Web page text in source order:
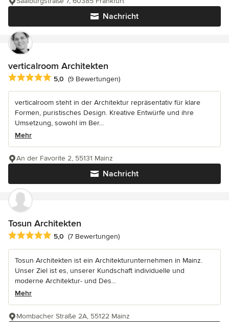
Nachricht
verticalroom Architekten
Durchschnittliche Bewertung: 5 von 5 Sternen
5,0 (9 Bewertungen)
verticalroom steht in der Architektur repräsentativ für klare
Formen, puristisches Design. Kreative Entwürfe und ihre
Umsetzung, sowohl im Ber...
Mehr
Nachricht
An der Favorite 2, 55131 Mainz
Tosun Architekten
Durchschnittliche Bewertung: 5 von 5 Sternen
5,0 (7 Bewertungen)
Tosun Architekten ist ein Architekturunternehmen in Mainz.
Unser Ziel ist es, unserer Kundschaft individuelle und
moderne Architektur- und Des...
Mehr
Mombacher Straße 2A, 55122 Mainz